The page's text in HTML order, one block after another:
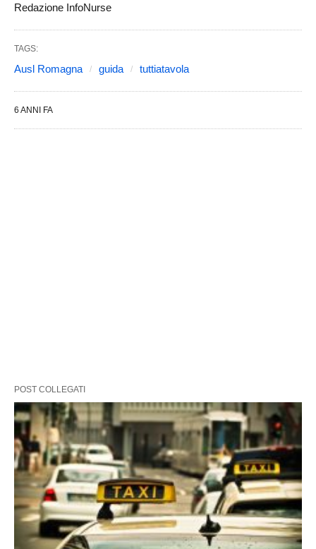
Redazione InfoNurse
TAGS:
Ausl Romagna guida tuttiatavola
6 ANNI FA
POST COLLEGATI